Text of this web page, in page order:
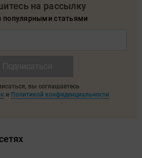
на рассылку
статьями
вы соглашаетесь
и Политикой конфиденциальности